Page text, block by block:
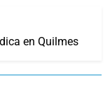
en Quilmes